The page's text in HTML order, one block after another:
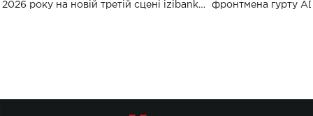
2026 року на новій третій сцені izibank
фронтмена гурту